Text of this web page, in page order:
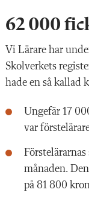
62 000
Vi Lärare har
Skolverkets
hade en så kallad
Ungefär 17
var
månaden.
på 81 800